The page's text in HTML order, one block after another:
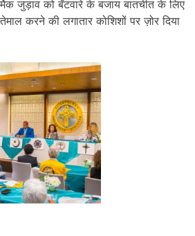
जुड़ाव को बँटवारे के बजाय बातचीत के लिए
करने की लगातार कोशिशों पर ज़ोर दिया